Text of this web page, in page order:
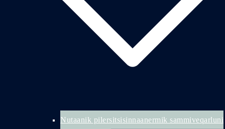
Nutaanik pilersitsisinnaanermik sammiveqarluni